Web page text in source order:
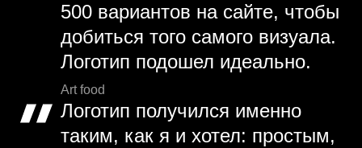
500 вариантов на сайте, чтобы
добиться того самого визуала.
Логотип подошел идеально.
Art food
Логотип получился именно
таким, как я и хотел: простым,